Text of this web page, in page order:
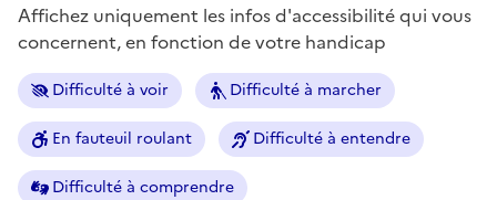
Affichez uniquement les infos d'accessibilité qui vous
concernent, en fonction de votre handicap
Difficulté à voir Difficulté à marcher
En fauteuil roulant Difficulté à entendre
Difficulté à comprendre